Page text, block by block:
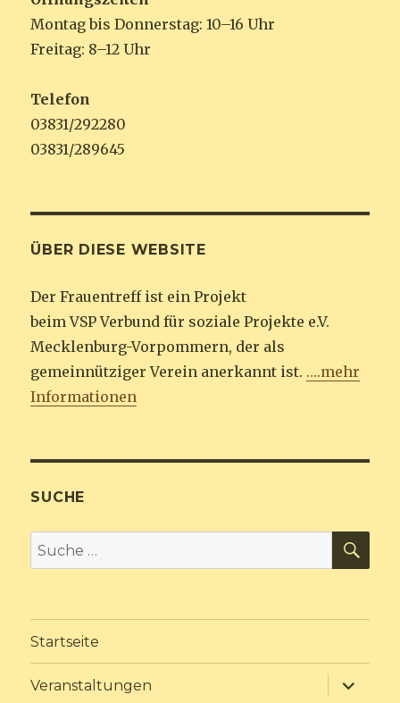
Montag bis Donnerstag: 10–16 Uhr
Freitag: 8–12 Uhr
Telefon
03831/292280
03831/289645
ÜBER DIESE WEBSITE
Der Frauentreff ist ein Projekt
beim VSP Verbund für soziale Projekte e.V.
Mecklenburg-Vorpommern, der als
gemeinnütziger Verein anerkannt ist. ….mehr
Informationen
SUCHE
Suche
nach:
Startseite
Veranstaltungen